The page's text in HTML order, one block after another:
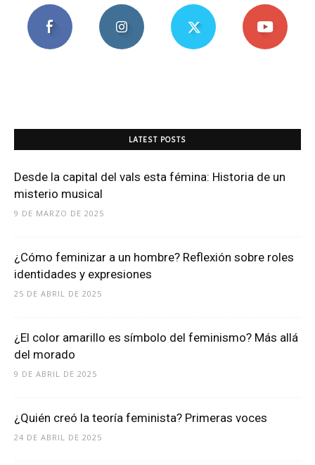
LATEST POSTS
Desde la capital del vals esta fémina: Historia de un
misterio musical
9 DE MARZO DE 2025
¿Cómo feminizar a un hombre? Reflexión sobre roles
identidades y expresiones
25 DE ABRIL DE 2025
¿El color amarillo es símbolo del feminismo? Más allá
del morado
9 DE ABRIL DE 2025
¿Quién creó la teoría feminista? Primeras voces
24 DE ABRIL DE 2025